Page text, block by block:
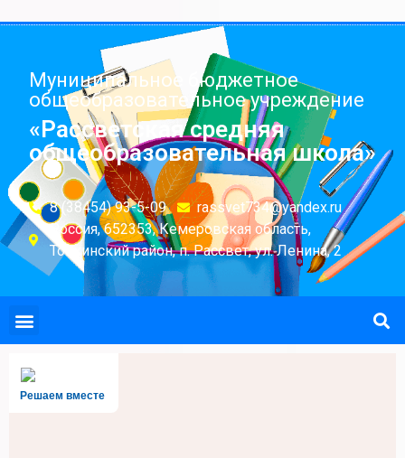
Муниципальное бюджетное
общеобразовательное учреждение
«Рассветская средняя
общеобразовательная школа»
8 (38454) 93-5-09
rassvet734@yandex.ru
Россия, 652353, Кемеровская область,
Топкинский район, п. Рассвет, ул. Ленина, 2
Решаем вместе